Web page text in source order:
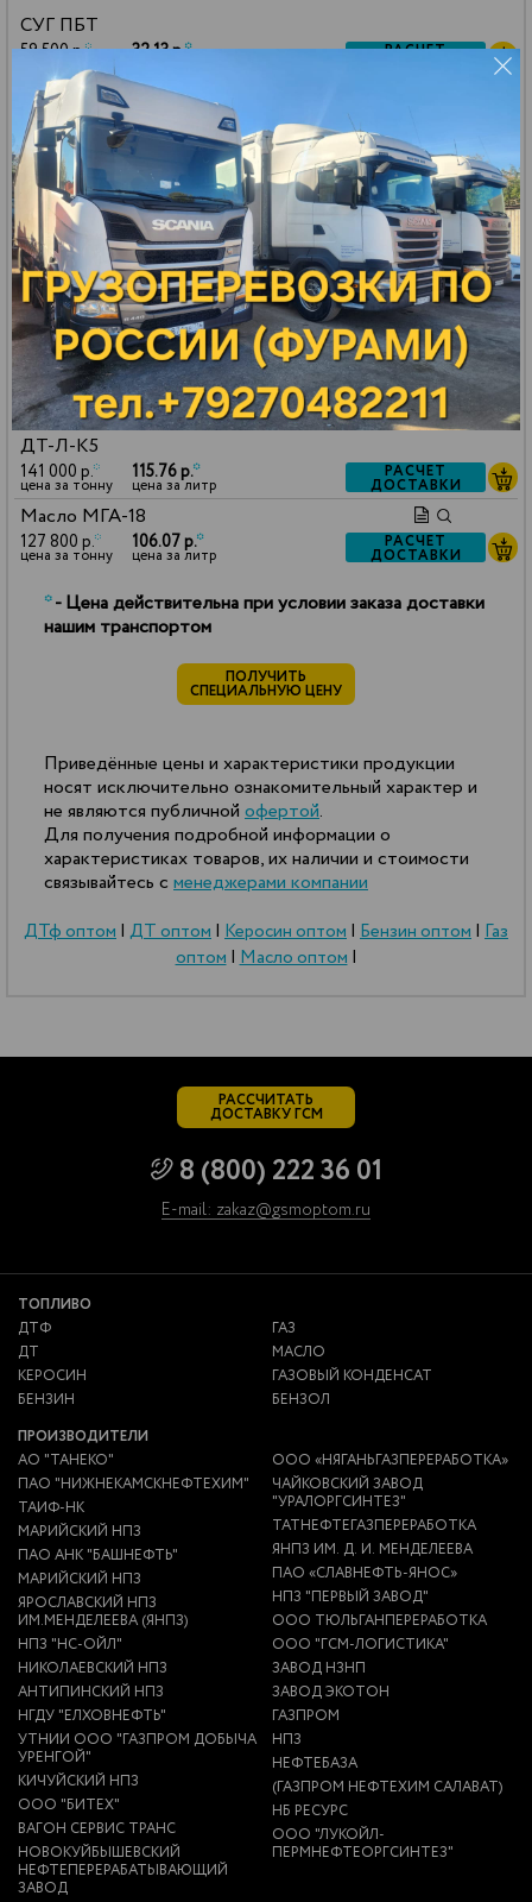
СУГ ПБТ
59 500 р.*
цена за тонну
32.13 р.* РАСЧЕТ
Бензин АИ-92 авто
151 000 р.*
цена за тонну
112.94 р.
цена за литр ДОСТАВКИ
Бензин АИ-95 авто
161 000 р.*
цена за тонну
121.23 р.*
цена за литр
РАСЧЕТ
ДОСТАВКИ
Масло МГ-8
140 000 р.
цена за тонну
114.80 р.*
цена за литр
РАСЧЕТ
ДОСТАВКИ
Масло VHVI-6
127 800 р.*
цена за тонну
105.43 р.*
цена за литр
РАСЧЕТ
ДОСТАВКИ
Керосин ТС-1
130 000 р.*
цена за тонну
102.70 р.*
цена за литр
РАСЧЕТ
ДОСТАВКИ
ДТ-Л-К5
141 000 р.*
цена за тонну
115.76 р.*
цена за литр
РАСЧЕТ
ДОСТАВКИ
Масло МГА-18
127 800 р.*
цена за тонну
106.07 р.*
цена за литр
РАСЧЕТ
ДОСТАВКИ
*- Цена действительна при условии заказа доставки
нашим транспортом
ПОЛУЧИТЬ
СПЕЦИАЛЬНУЮ ЦЕНУ
Приведённые цены и характеристики продукции
носят исключительно ознакомительный характер и
не являются публичной офертой.
Для получения подробной информации о
характеристиках товаров, их наличии и стоимости
связывайтесь с менеджерами компании
ДТф оптом| ДТ оптом| Керосин оптом| Бензин оптом| Газ
оптом|Масло оптом|
РАССЧИТАТЬ
ДОСТАВКУ ГСМ
8 (800) 222 36 01
E-mail: zakaz@gsmoptom.ru
ТОПЛИВО
ДТФ
ДТ
КЕРОСИН
БЕНЗИН
ГАЗ
МАСЛО
ГАЗОВЫЙ КОНДЕНСАТ
БЕНЗОЛ
ПРОИЗВОДИТЕЛИ
АО "ТАНЕКО"
ПАО "НИЖНЕКАМСКНЕФТЕХИМ"
ТАИФ-НК
МАРИЙСКИЙ НПЗ
ПАО АНК "БАШНЕФТЬ"
МАРИЙСКИЙ НПЗ
ЯРОСЛАВСКИЙ НПЗ
ИМ.МЕНДЕЛЕЕВА (ЯНПЗ)
НПЗ "НС-ОЙЛ"
НИКОЛАЕВСКИЙ НПЗ
АНТИПИНСКИЙ НПЗ
НГДУ "ЕЛХОВНЕФТЬ"
УТНИИ ООО "ГАЗПРОМ ДОБЫЧА
УРЕНГОЙ"
КИЧУЙСКИЙ НПЗ
ООО "БИТЕХ"
ВАГОН СЕРВИС ТРАНС
НОВОКУЙБЫШЕВСКИЙ
НЕФТЕПЕРЕРАБАТЫВАЮЩИЙ
ЗАВОД
ООО «НЯГАНЬГАЗПЕРЕРАБОТКА»
ЧАЙКОВСКИЙ ЗАВОД
"УРАЛОРГСИНТЕЗ"
ТАТНЕФТЕГАЗПЕРЕРАБОТКА
ЯНПЗ ИМ. Д. И. МЕНДЕЛЕЕВА
ПАО «СЛАВНЕФТЬ-ЯНОС»
НПЗ "ПЕРВЫЙ ЗАВОД"
ООО ТЮЛЬГАНПЕРЕРАБОТКА
ООО "ГСМ-ЛОГИСТИКА"
ЗАВОД НЗНП
ЗАВОД ЭКОТОН
ГАЗПРОМ
НПЗ
НЕФТЕБАЗА
(ГАЗПРОМ НЕФТЕХИМ САЛАВАТ)
НБ РЕСУРС
ООО "ЛУКОЙЛ-
ПЕРМНЕФТЕОРГСИНТЕЗ"